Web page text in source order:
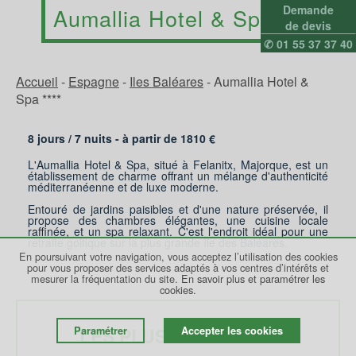
Demande
de devis
✆ 01 55 37 37 40
Aumallia Hotel & Spa 4*
Accueil - Espagne- Iles Baléares-Aumallia Hotel &
Spa ****
8 jours / 7 nuits - à partir de 1810 €
L'Aumallia Hotel & Spa, situé à Felanitx, Majorque, est un
établissement de charme offrant un mélange d'authenticité
méditerranéenne et de luxe moderne.
Entouré de jardins paisibles et d'une nature préservée, il
propose des chambres élégantes, une cuisine locale
raffinée, et un spa relaxant. C'est l'endroit idéal pour une
retraite golfique sur la plus grande île des Baléares.
LES PLUS DU VOYAGE
En poursuivant votre navigation, vous acceptez l’utilisation des cookies
pour vous proposer des services adaptés à vos centres d’intérêts et
mesurer la fréquentation du site. En savoir plus et paramétrer les
cookies.
Paramétrer Accepter les cookies